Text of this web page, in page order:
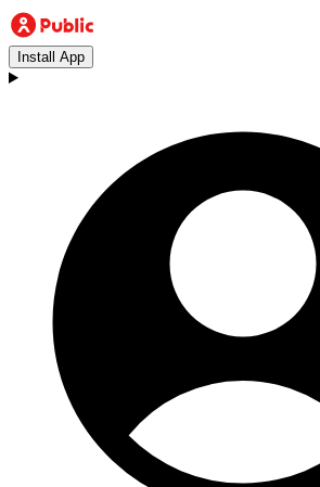
Install App